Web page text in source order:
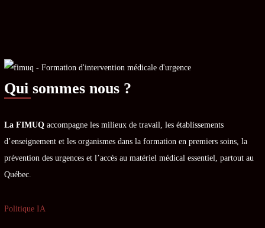
Qui sommes nous ?
La FIMUQ accompagne les milieux de travail, les établissements
d’enseignement et les organismes dans la formation en premiers soins, la
prévention des urgences et l’accès au matériel médical essentiel, partout au
Québec.
Politique IA